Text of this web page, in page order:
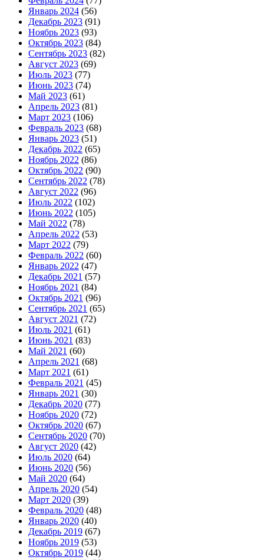
Январь 2024 (56)
Декабрь 2023 (91)
Ноябрь 2023 (93)
Октябрь 2023 (84)
Сентябрь 2023 (82)
Август 2023 (69)
Июль 2023 (77)
Июнь 2023 (74)
Май 2023 (61)
Апрель 2023 (81)
Март 2023 (106)
Февраль 2023 (68)
Январь 2023 (51)
Декабрь 2022 (65)
Ноябрь 2022 (86)
Октябрь 2022 (90)
Сентябрь 2022 (78)
Август 2022 (96)
Июль 2022 (102)
Июнь 2022 (105)
Май 2022 (78)
Апрель 2022 (53)
Март 2022 (79)
Февраль 2022 (60)
Январь 2022 (47)
Декабрь 2021 (57)
Ноябрь 2021 (84)
Октябрь 2021 (96)
Сентябрь 2021 (65)
Август 2021 (72)
Июль 2021 (61)
Июнь 2021 (83)
Май 2021 (60)
Апрель 2021 (68)
Март 2021 (61)
Февраль 2021 (45)
Январь 2021 (30)
Декабрь 2020 (77)
Ноябрь 2020 (72)
Октябрь 2020 (67)
Сентябрь 2020 (70)
Август 2020 (42)
Июль 2020 (64)
Июнь 2020 (56)
Май 2020 (64)
Апрель 2020 (54)
Март 2020 (39)
Февраль 2020 (48)
Январь 2020 (40)
Декабрь 2019 (67)
Ноябрь 2019 (53)
Октябрь 2019 (44)